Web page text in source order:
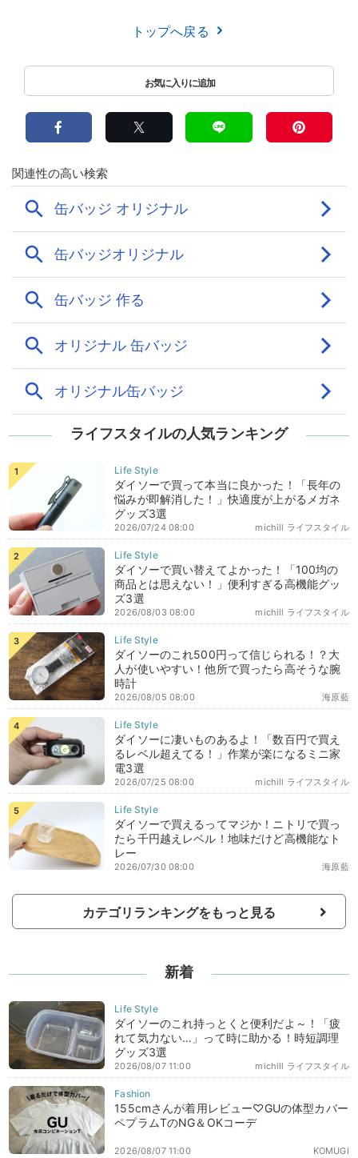
トップへ戻る
ライフスタイルの人気ランキング
ダイソーで買って本当に良かった！「長年の
悩みが即解消した！」快適度が上がるメガネ
グッズ3選
michill ライフスタイル
2026/07/24 08:00
ダイソーで買い替えてよかった！「100均の
商品とは思えない！」便利すぎる高機能グッ
ズ3選
michill ライフスタイル
2026/08/03 08:00
ダイソーのこれ500円って信じられる！？大
人が使いやすい！他所で買ったら高そうな腕
時計
海原藍
2026/08/05 08:00
ダイソーに凄いものあるよ！「数百円で買え
るレベル超えてる！」作業が楽になるミニ家
電3選
michill ライフスタイル
2026/07/25 08:00
ダイソーで買えるってマジか！ニトリで買っ
たら千円越えレベル！地味だけど高機能なト
レー
海原藍
2026/07/30 08:00
カテゴリランキングをもっと見る
新着
ダイソーのこれ持っとくと便利だよ～！「疲
れて気力ない…」って時に助かる！時短調理
グッズ3選
michill ライフスタイル
2026/08/07 11:00
155cmさんが着用レビュー♡GUの体型カバー
ペプラムTのNG＆OKコーデ
KOMUGI
2026/08/07 11:00